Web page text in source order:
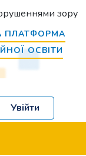
зору
ПЛАТФОРМА
ОСВІТИ
Увійти